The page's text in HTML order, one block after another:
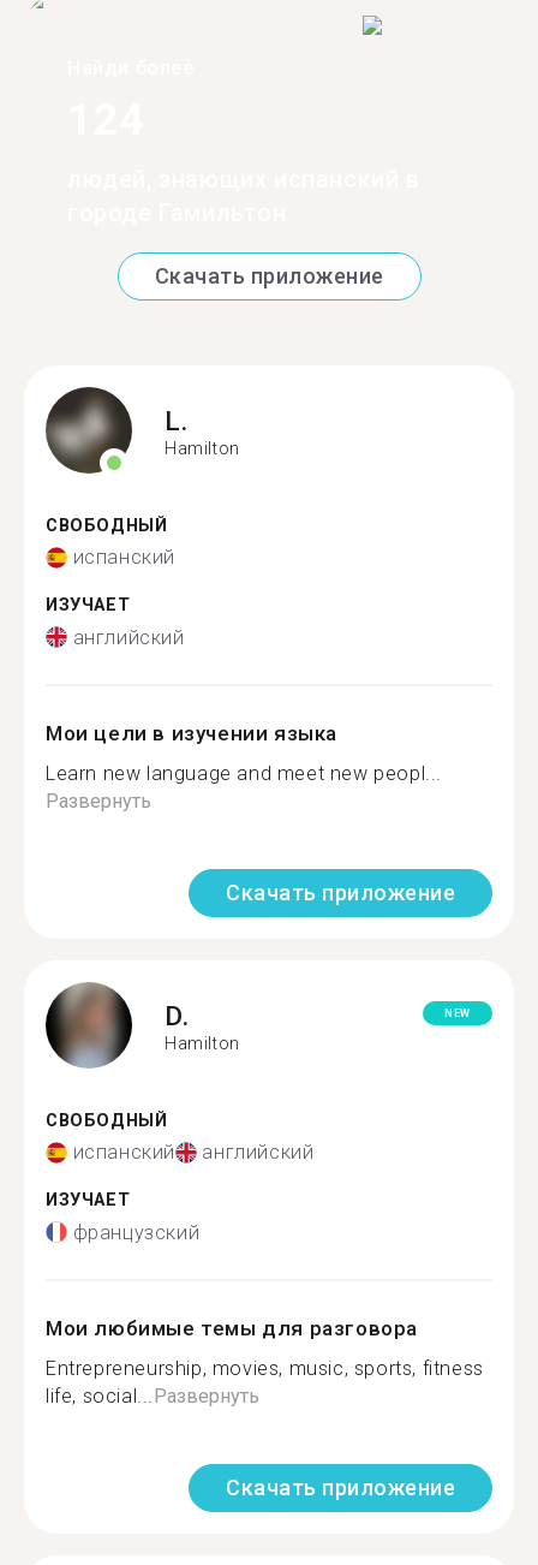
Скачать приложение
L.
Hamilton
СВОБОДНЫЙ
испанский
ИЗУЧАЕТ
английский
Мои цели в изучении языка
Learn new language and meet new peopl...
Развернуть
Скачать приложение
D.
Hamilton
NEW
СВОБОДНЫЙ
испанский английский
ИЗУЧАЕТ
французский
Мои любимые темы для разговора
Entrepreneurship, movies, music, sports, fitness
life, social... Развернуть
Скачать приложение